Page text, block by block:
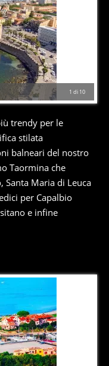
1 di 10
trendy per le
stilata
balneari del nostro
Taormina che
Santa Maria di Leuca
per Capalbio
e infine